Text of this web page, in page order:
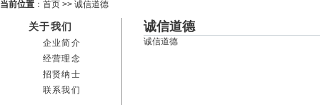
当前位置 ： 首页 >> 诚信道德
关于我们
企业简介
经营理念
招贤纳士
联系我们
诚信道德
诚信道德